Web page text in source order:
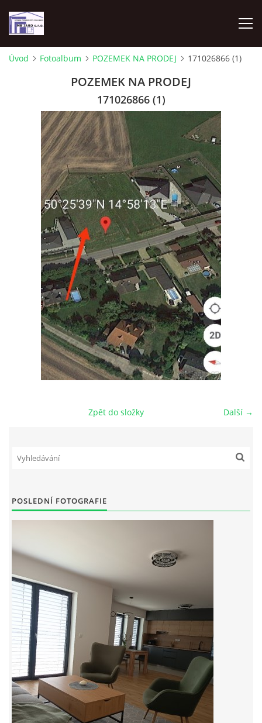
UBYTOVÁNÍ - APARTMÁN 70M2 2KK
PRODEJ POZEMEK MLADÁ BOLESLAV
ANHYDRITOVÉ PODLAHY
ÚČETNICTVÍ
ADRESA FIRMY - KONTAKT- REZERVACE
FOTOALBUM
OBCHODNÍ PODMÍNKY
ZÁSADY ZPRACOVÁNÍ OSOBNÍCH ÚDAJŮ
info@mbjaro.com
© 2026 eStránky.cz
Úvod Fotoalbum POZEMEK NA PRODEJ 171026866 (1)
POZEMEK NA PRODEJ
171026866 (1)
Další →
Zpět do složky
POSLEDNÍ FOTOGRAFIE